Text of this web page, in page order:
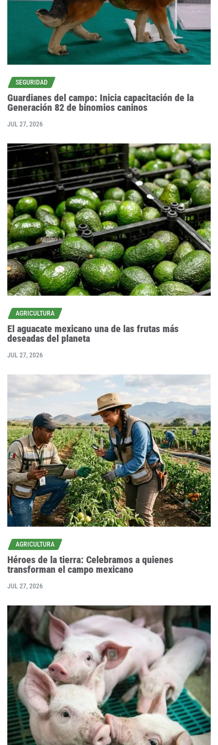
SEGURIDAD
Guardianes del campo: Inicia capacitación de la
Generación 82 de binomios caninos
JUL 27, 2026
AGRICULTURA
El aguacate mexicano una de las frutas más
deseadas del planeta
JUL 27, 2026
AGRICULTURA
Héroes de la tierra: Celebramos a quienes
transforman el campo mexicano
JUL 27, 2026